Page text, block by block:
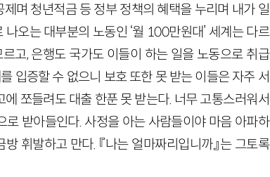
며 청년적금 등 정부 정책의 혜택을 누리며 내가 일
오는 대부분의 노동인 ‘월 100만원대’ 세계는 다르
고, 은행도 국가도 이들이 하는 일을 노동으로 취급
입증할 수 없으니 보호 또한 못 받는 이들은 자주 서
쪼들려도 대출 한푼 못 받는다. 너무 고통스러워서
받아들인다. 사정을 아는 사람들이야 마음 아파하
휘발하고 만다. 『나는 얼마짜리입니까』는 그토록